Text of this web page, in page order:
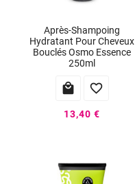
Après-Shampoing
Hydratant Pour Cheveux
Bouclés Osmo Essence
250ml
 
13,40 €